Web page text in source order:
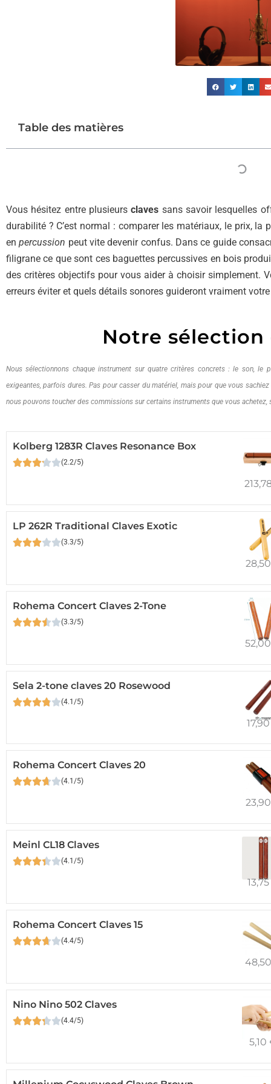
Table des matières
Vous hésitez entre plusieursclaves sans savoir lesquelles
durabilité ? C’est normal : comparer les matériaux, le prix, la
enpercussion peut vite devenir confus. Dans ce guide
filigrane ce que sont ces baguettes percussives en bois
des critères objectifs pour vous aider à choisir simplement.
erreurs éviter et quels détails sonores guideront vraiment
Notre sélection
Nous sélectionnons chaque instrument sur quatre critères concrets : le son,
exigeantes, parfois dures. Pas pour casser du matériel, mais pour que vous
nous pouvons toucher des commissions sur certains instruments que vous achetez,
Kolberg 1283R Claves Resonance Box
(2.2/5)
LP 262R Traditional Claves Exotic
(3.3/5)
28,50
Rohema Concert Claves 2-Tone
(3.3/5)
Sela 2-tone claves 20 Rosewood
(4.1/5)
17,90
Rohema Concert Claves 20
(4.1/5)
23,90
Meinl CL18 Claves
(4.1/5)
13,75
Rohema Concert Claves 15
(4.4/5)
48,50
Nino Nino 502 Claves
(4.4/5)
5,10